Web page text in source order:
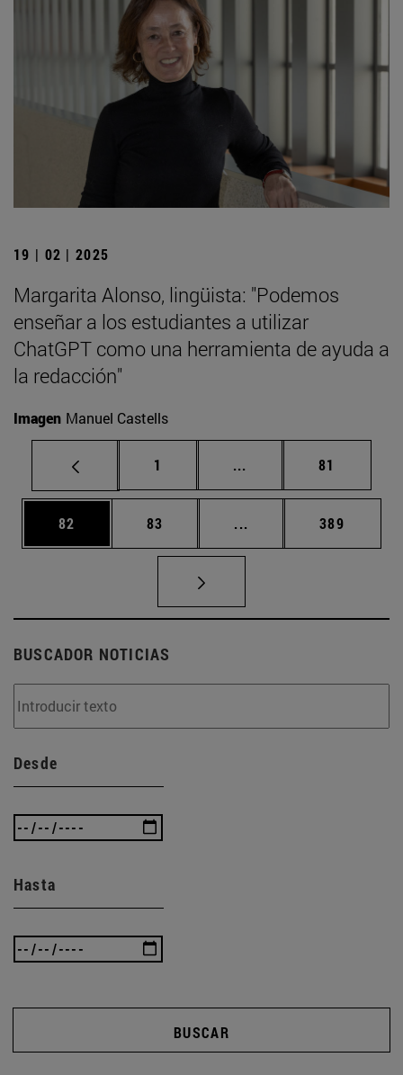
19 | 02 | 2025
Margarita Alonso, lingüista: "Podemos
enseñar a los estudiantes a utilizar
ChatGPT como una herramienta de ayuda a
la redacción"
Imagen Manuel Castells
Página
1 ... Páginas intermedias
Página
81
Página
82 Página
83 ... Páginas intermedias
Página
389
BUSCADOR NOTICIAS
Desde
Hasta
BUSCAR